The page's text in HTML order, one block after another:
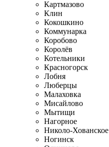
Картмазово
Клин
Кокошкино
Коммунарка
Коробово
Королёв
Котельники
Красногорск
Лобня
Люберцы
Малаховка
Мисайлово
Мытищи
Нагорное
Николо-Хованское
Ногинск